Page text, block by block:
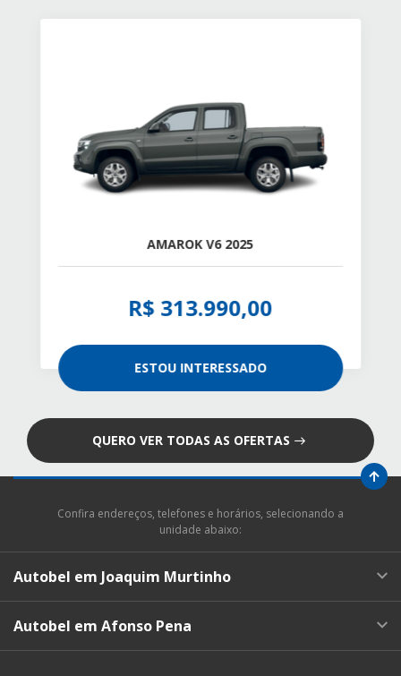
AMAROK V6 2025
R$ 313.990,00
ESTOU INTERESSADO
QUERO VER TODAS AS OFERTAS
Confira endereços, telefones e horários, selecionando a
unidade abaixo:
Autobel em Joaquim Murtinho
Autobel em Afonso Pena